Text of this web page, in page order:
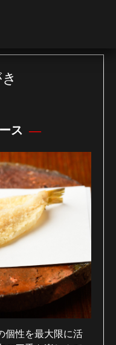
ス
個性を最大限に活